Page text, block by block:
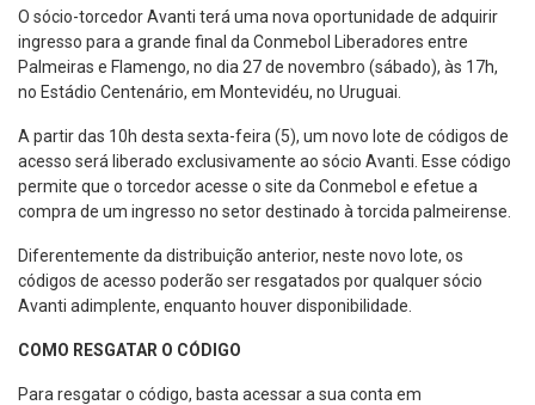
O sócio-torcedor Avanti terá uma nova oportunidade de adquirir
ingresso para a grande final da Conmebol Liberadores entre
Palmeiras e Flamengo, no dia 27 de novembro (sábado), às 17h,
no Estádio Centenário, em Montevidéu, no Uruguai.
A partir das 10h desta sexta-feira (5), um novo lote de códigos de
acesso será liberado exclusivamente ao sócio Avanti. Esse código
permite que o torcedor acesse o site da Conmebol e efetue a
compra de um ingresso no setor destinado à torcida palmeirense.
Diferentemente da distribuição anterior, neste novo lote, os
códigos de acesso poderão ser resgatados por qualquer sócio
Avanti adimplente, enquanto houver disponibilidade.
COMO RESGATAR O CÓDIGO
Para resgatar o código, basta acessar a sua conta em